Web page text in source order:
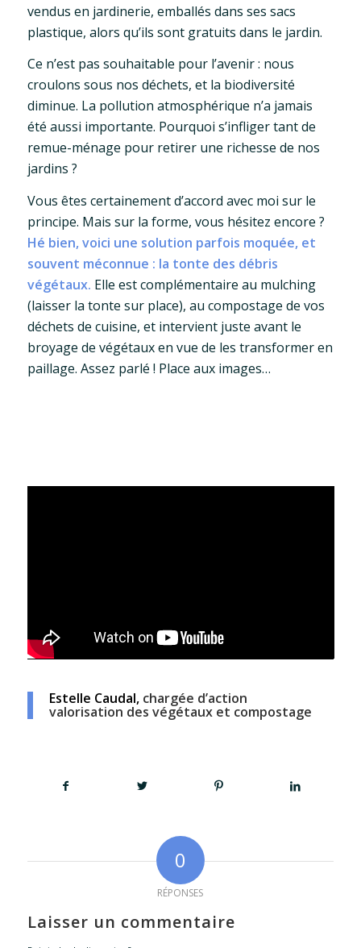
vendus en jardinerie, emballés dans ses sacs
plastique, alors qu’ils sont gratuits dans le jardin.
Ce n’est pas souhaitable pour l’avenir : nous
croulons sous nos déchets, et la biodiversité
diminue. La pollution atmosphérique n’a jamais
été aussi importante. Pourquoi s’infliger tant de
remue-ménage pour retirer une richesse de nos
jardins ?
Vous êtes certainement d’accord avec moi sur le
principe. Mais sur la forme, vous hésitez encore ?
Hé bien, voici une solution parfois moquée, et
souvent méconnue : la tonte des débris
végétaux. Elle est complémentaire au mulching
(laisser la tonte sur place), au compostage de vos
déchets de cuisine, et intervient juste avant le
broyage de végétaux en vue de les transformer en
paillage. Assez parlé ! Place aux images…
Estelle Caudal, chargée d’action
valorisation des végétaux et compostage
0
RÉPONSES
Laisser un commentaire